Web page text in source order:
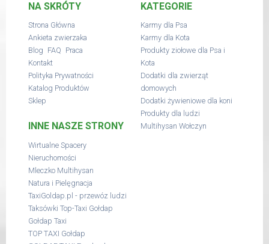
NA SKRÓTY
Strona Główna
Ankieta zwierzaka
Blog FAQ Praca
Kontakt
Polityka Prywatności
Katalog Produktów
Sklep
INNE NASZE STRONY
Wirtualne Spacery
Nieruchomości
Mleczko Multihysan
Natura i Pielęgnacja
TaxiGoldap.pl - przewóz ludzi
Taksówki Top-Taxi Gołdap
Gołdap Taxi
TOP TAXI Gołdap
KATEGORIE
Karmy dla Psa
Karmy dla Kota
Produkty ziołowe dla Psa i
Kota
Dodatki dla zwierząt
domowych
Dodatki żywieniowe dla koni
Produkty dla ludzi
Multihysan Wołczyn